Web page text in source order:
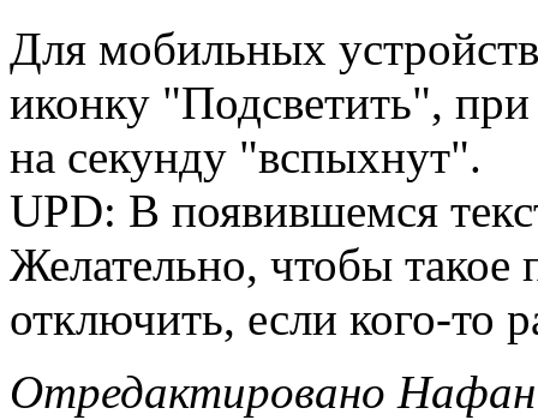
Для мобильных
иконку "Подсветить",
на секунду "вспыхнут".
UPD: В появившемся
Желательно, чтобы
отключить, если кого-то
Отредактировано